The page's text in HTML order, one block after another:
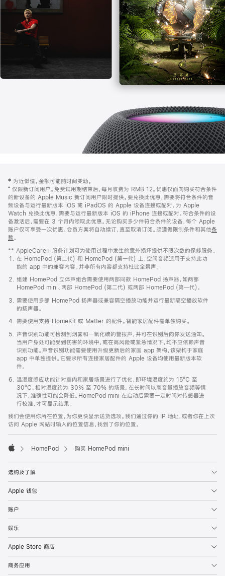
开)
页
页
脚
注
‡ 为近似值。金额可能随时间变动。
⁺ 仅限新订阅用户。免费试用期结束后，每月收费为 RMB 12。优惠仅面向购买符合条件
的新设备的 Apple Music 新订阅用户限时提供。要兑换此优惠，需要将符合条件的音
频设备与运行最新版本 iOS 或 iPadOS 的 Apple 设备连接或配对。为 Apple
Watch 兑换此优惠，需要与运行最新版本 iOS 的 iPhone 连接或配对。符合条件的设
备激活后，需要在 3 个月内领取此优惠。无论购买多少件符合条件的设备，每个 Apple
账户仅可享受一次优惠。会员方案将自动续订，直至取消订阅。须遵循限制条件和其他条
款。
窗
口
中
打
开)
** AppleCare+ 服务计划可为使用过程中发生的意外损坏提供不限次数的保修服务。
在 HomePod (第二代) 和 HomePod (第一代) 上，空间音频适用于支持此功
能的 app 中的兼容内容。并非所有内容都支持杜比全景声。
组建 HomePod 立体声组合需要使用两部同款 HomePod 扬声器，如两部
HomePod mini、两部 HomePod (第二代) 或两部 HomePod (第一代)。
需要使用多部 HomePod 扬声器或兼容隔空播放功能并运行最新隔空播放软件
的扬声器。
需要使用支持 HomeKit 或 Matter 的配件。智能家居配件需单独购买。
声音识别功能可检测到烟雾和一氧化碳的警报声，并可在识别后向你发送通知。
当用户身处可能受到伤害的环境中，或在高风险或紧急情况下，均不应依赖声音
识别功能。声音识别功能需要使用升级更新后的家庭 app 架构，该架构于家庭
app 中单独提供。它要求所有连接家居配件的 Apple 设备均使用最新版本软
件。
温湿度感应功能针对室内和家居场景进行了优化，即环境温度约为 15ºC 至
30ºC、相对湿度约为 30% 至 70% 的场景。在长时间以高音量播放音频等情
况下，准确性可能会降低。HomePod mini 在启动后需要一定时间对传感器进
行校准，才可显示结果。
我们会使用你所在位置，为你更快显示送货选项。我们通过你的 IP 地址，或者你在上次
访问 Apple 网站时输入的位置信息，找到了你的位置。
HomePod 购买 HomePod mini
选购及了解
Apple 钱包
账户
娱乐
Apple Store 商店
商务应用